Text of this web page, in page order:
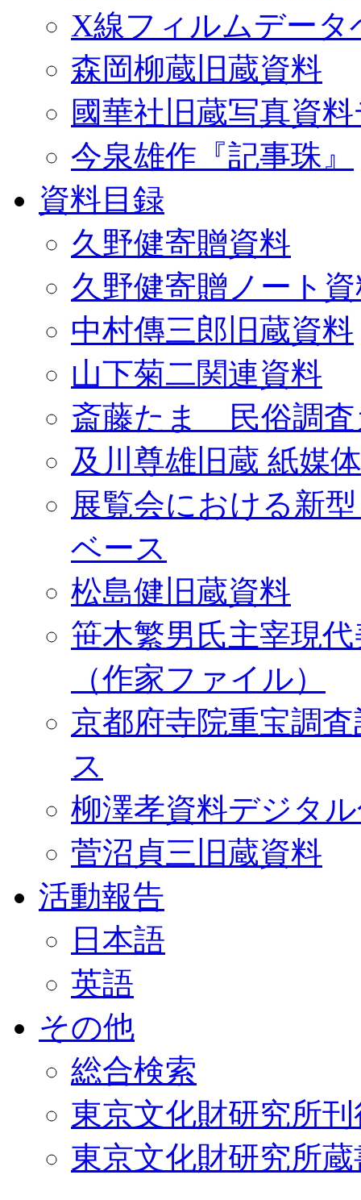
X線フィルムデータ
森岡柳蔵旧蔵資料
國華社旧蔵写真資
今泉雄作『記事珠』
資料目録
久野健寄贈資料
久野健寄贈ノート
中村傳三郎旧蔵資料
山下菊二関連資料
斎藤たま 民俗調査
及川尊雄旧蔵 紙媒
展覧会における新
ベース
松島健旧蔵資料
笹木繁男氏主宰現
（作家ファイル）
京都府寺院重宝調
ス
柳澤孝資料デジタ
菅沼貞三旧蔵資料
活動報告
日本語
英語
その他
総合検索
東京文化財研究所
東京文化財研究所